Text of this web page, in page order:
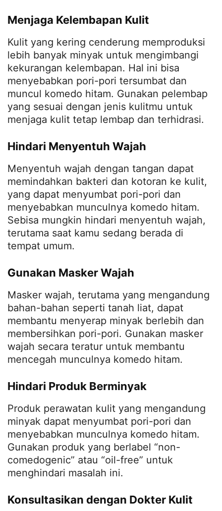
Menjaga Kelembapan Kulit
Kulit yang kering cenderung memproduksi
lebih banyak minyak untuk mengimbangi
kekurangan kelembapan. Hal ini bisa
menyebabkan pori-pori tersumbat dan
muncul komedo hitam. Gunakan pelembap
yang sesuai dengan jenis kulitmu untuk
menjaga kulit tetap lembap dan terhidrasi.
Hindari Menyentuh Wajah
Menyentuh wajah dengan tangan dapat
memindahkan bakteri dan kotoran ke kulit,
yang dapat menyumbat pori-pori dan
menyebabkan munculnya komedo hitam.
Sebisa mungkin hindari menyentuh wajah,
terutama saat kamu sedang berada di
tempat umum.
Gunakan Masker Wajah
Masker wajah, terutama yang mengandung
bahan-bahan seperti tanah liat, dapat
membantu menyerap minyak berlebih dan
membersihkan pori-pori. Gunakan masker
wajah secara teratur untuk membantu
mencegah munculnya komedo hitam.
Hindari Produk Berminyak
Produk perawatan kulit yang mengandung
minyak dapat menyumbat pori-pori dan
menyebabkan munculnya komedo hitam.
Gunakan produk yang berlabel “non-
comedogenic” atau “oil-free” untuk
menghindari masalah ini.
Konsultasikan dengan Dokter Kulit